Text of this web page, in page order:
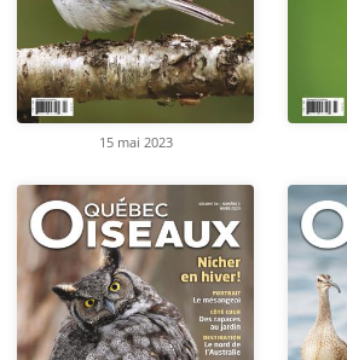
15 mai 2023